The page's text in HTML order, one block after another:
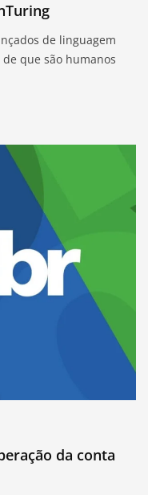
de linguagem
que são humanos
da conta